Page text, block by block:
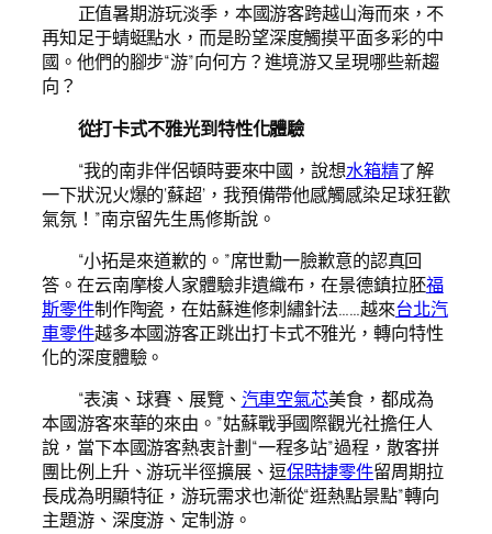
正值暑期游玩淡季，本國游客跨越山海而來，不
再知足于蜻蜓點水，而是盼望深度觸摸平面多彩的中
國。他們的腳步“游”向何方？進境游又呈現哪些新趨
向？
從打卡式不雅光到特性化體驗
“我的南非伴侶頓時要來中國，說想水箱精了解
一下狀況火爆的‘蘇超’，我預備帶他感觸感染足球狂歡
氣氛！”南京留先生馬修斯說。
“小拓是來道歉的。”席世勳一臉歉意的認真回
答。在云南摩梭人家體驗非遺織布，在景德鎮拉胚福
斯零件制作陶瓷，在姑蘇進修刺繡針法……越來台北汽
車零件越多本國游客正跳出打卡式不雅光，轉向特性
化的深度體驗。
“表演、球賽、展覽、 汽車空氣芯美食，都成為
本國游客來華的來由。”姑蘇戰爭國際觀光社擔任人
說，當下本國游客熱衷計劃“一程多站”過程，散客拼
團比例上升、游玩半徑擴展、逗保時捷零件留周期拉
長成為明顯特征，游玩需求也漸從“逛熱點景點”轉向
主題游、深度游、定制游。